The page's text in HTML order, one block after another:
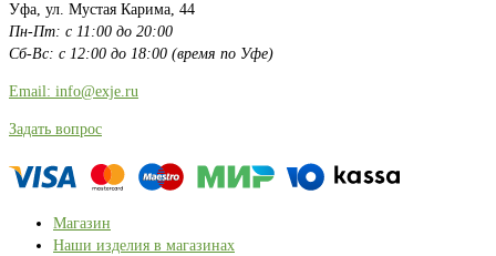
Уфа, ул. Мустая Карима, 44
Пн-Пт: с 11:00 до 20:00
Сб-Вс: с 12:00 до 18:00 (время по Уфе)
Email: info@exje.ru
Задать вопрос
Магазин
Наши изделия в магазинах